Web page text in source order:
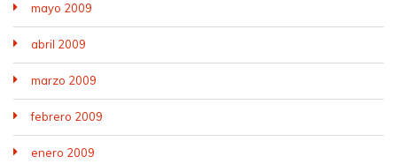
mayo 2009
abril 2009
marzo 2009
febrero 2009
enero 2009